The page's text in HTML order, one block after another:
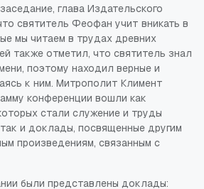
глава Издательского
святитель Феофан учит вникать в
мы читаем в трудах древних
также отметил, что святитель знал
поэтому находил верные и
к ним. Митрополит Климент
конференции вошли как
стали служение и труды
и доклады, посвященные другим
произведениям, связанным с
были представлены доклады: